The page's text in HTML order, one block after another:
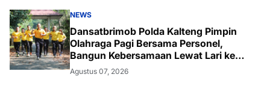
NEWS
Dansatbrimob Polda Kalteng Pimpin
Olahraga Pagi Bersama Personel,
Bangun Kebersamaan Lewat Lari ke
Bukit Baranahu
Agustus 07, 2026